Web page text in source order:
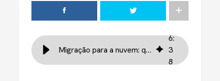
Migração para a nuvem: quanto custa e como planejar
6:
3
8